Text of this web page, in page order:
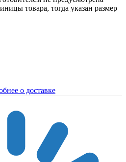
товара, тогда указан размер
о доставке